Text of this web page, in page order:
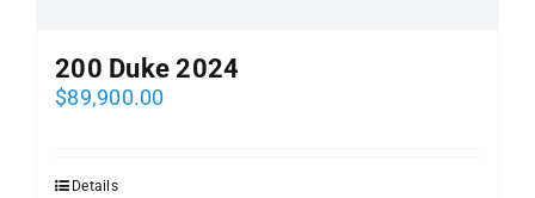
200 Duke 2024
$89,900.00
Details